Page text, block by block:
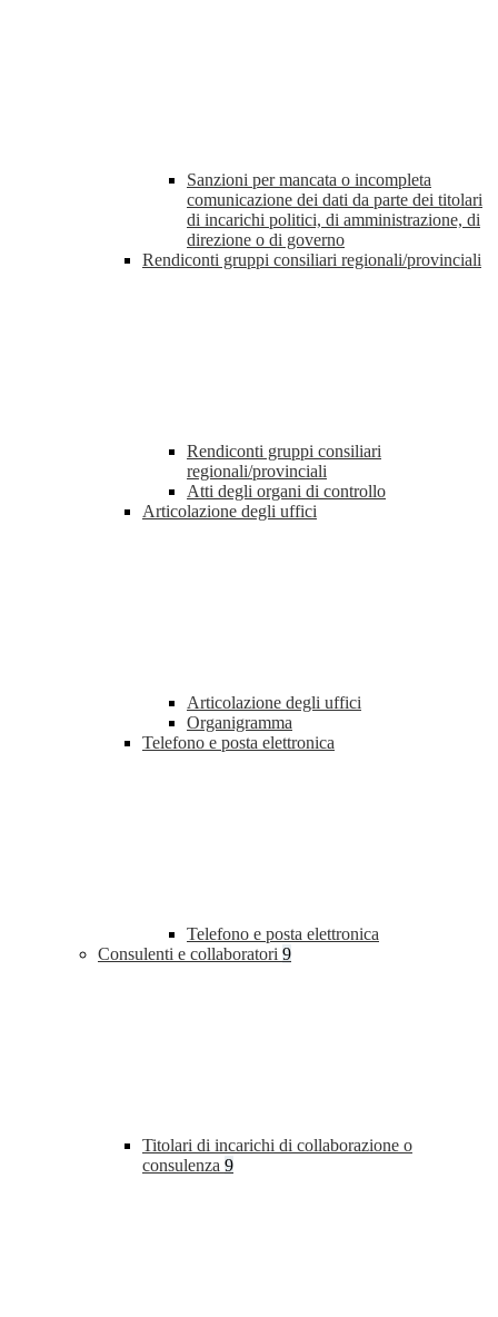
Sanzioni per mancata o incompleta
comunicazione dei dati da parte dei titolari
di incarichi politici, di amministrazione, di
direzione o di governo
Rendiconti gruppi consiliari regionali/provinciali
Rendiconti gruppi consiliari
regionali/provinciali
Atti degli organi di controllo
Articolazione degli uffici
Articolazione degli uffici
Organigramma
Telefono e posta elettronica
Telefono e posta elettronica
Consulenti e collaboratori 9
Titolari di incarichi di collaborazione o
consulenza 9